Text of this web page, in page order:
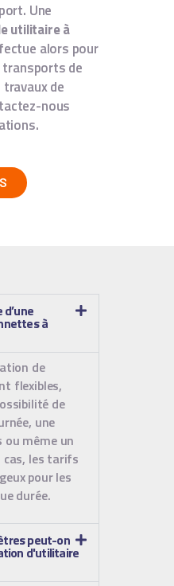
Une
utilitaire à
alors pour
de
de
nous
à
de
flexibles,
de
une
ou même un
cas, les tarifs
pour les
durée.
peut-on
d'utilitaire